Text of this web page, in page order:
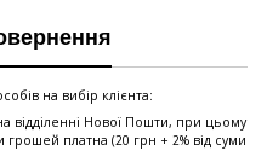
на вибір клієнта:
відділенні Нової Пошти, при цьому
грошей платна (20 грн + 2% від суми